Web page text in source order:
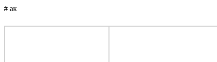
# ак